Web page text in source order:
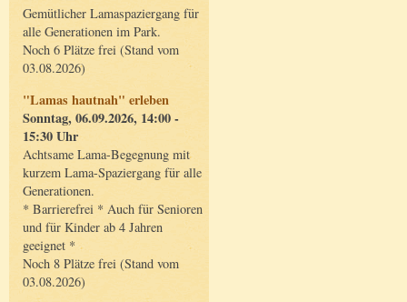
Gemütlicher Lamaspaziergang für
alle Generationen im Park.
Noch 6 Plätze frei (Stand vom
03.08.2026)
"Lamas hautnah" erleben
Sonntag, 06.09.2026, 14:00 -
15:30 Uhr
Achtsame Lama-Begegnung mit
kurzem Lama-Spaziergang für alle
Generationen.
* Barrierefrei * Auch für Senioren
und für Kinder ab 4 Jahren
geeignet *
Noch 8 Plätze frei (Stand vom
03.08.2026)